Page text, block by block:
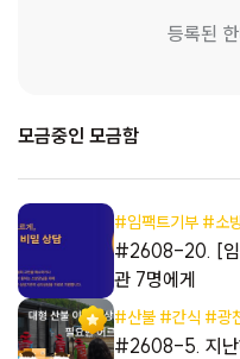
등록된
모금중인 모금함
#임팩트기부 #소
#2608-20. [임
관 7명에게
#산불 #간식 #광
#2608-5. 지난